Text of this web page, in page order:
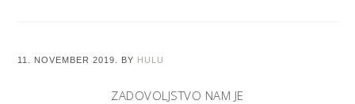
11. NOVEMBER 2019. BY HULU
ZADOVOLJSTVO NAM JE